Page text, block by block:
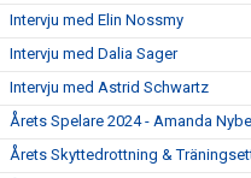
Intervju med Elin Nossmy
Intervju med Dalia Sager
Intervju med Astrid Schwartz
Årets Spelare 2024 - Amanda
Årets Skyttedrottning &